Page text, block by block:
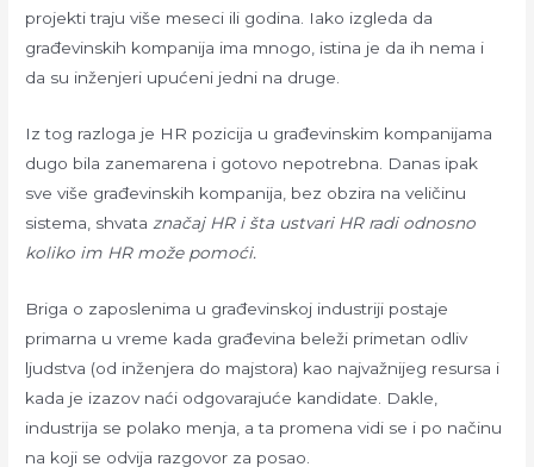
projekti traju više meseci ili godina. Iako izgleda da
građevinskih kompanija ima mnogo, istina je da ih nema i
da su inženjeri upućeni jedni na druge.
Iz tog razloga je HR pozicija u građevinskim kompanijama
dugo bila zanemarena i gotovo nepotrebna. Danas ipak
sve više građevinskih kompanija, bez obzira na veličinu
sistema, shvata značaj HR i šta ustvari HR radi odnosno
koliko im HR može pomoći.
Briga o zaposlenima u građevinskoj industriji postaje
primarna u vreme kada građevina beleži primetan odliv
ljudstva (od inženjera do majstora) kao najvažnijeg resursa i
kada je izazov naći odgovarajuće kandidate. Dakle,
industrija se polako menja, a ta promena vidi se i po načinu
na koji se odvija razgovor za posao.